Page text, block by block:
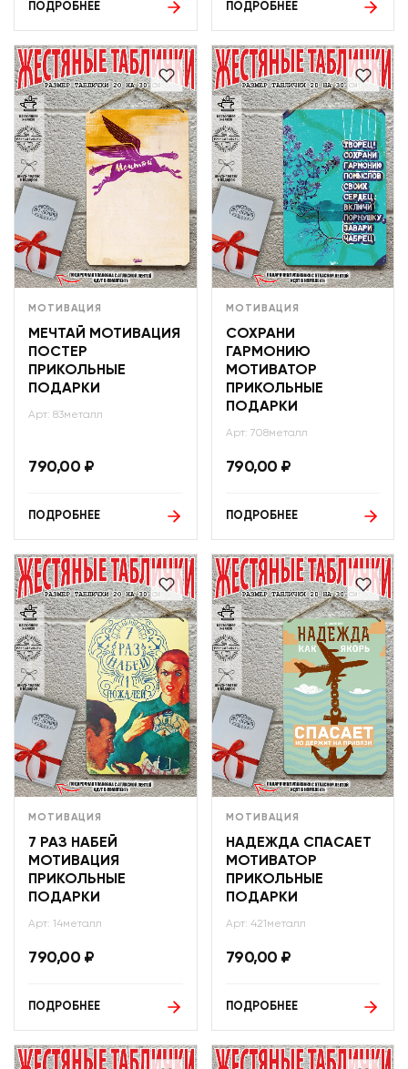
ПОДРОБНЕЕ ПОДРОБНЕЕ
МОТИВАЦИЯ
МЕЧТАЙ МОТИВАЦИЯ
ПОСТЕР
ПРИКОЛЬНЫЕ
ПОДАРКИ
Арт: 83металл
790,00 ₽
ПОДРОБНЕЕ
МОТИВАЦИЯ
СОХРАНИ
ГАРМОНИЮ
МОТИВАТОР
ПРИКОЛЬНЫЕ
ПОДАРКИ
Арт: 708металл
790,00 ₽
ПОДРОБНЕЕ
МОТИВАЦИЯ
7 РАЗ НАБЕЙ
МОТИВАЦИЯ
ПРИКОЛЬНЫЕ
ПОДАРКИ
Арт: 14металл
790,00 ₽
ПОДРОБНЕЕ
МОТИВАЦИЯ
НАДЕЖДА СПАСАЕТ
МОТИВАТОР
ПРИКОЛЬНЫЕ
ПОДАРКИ
Арт: 421металл
790,00 ₽
ПОДРОБНЕЕ